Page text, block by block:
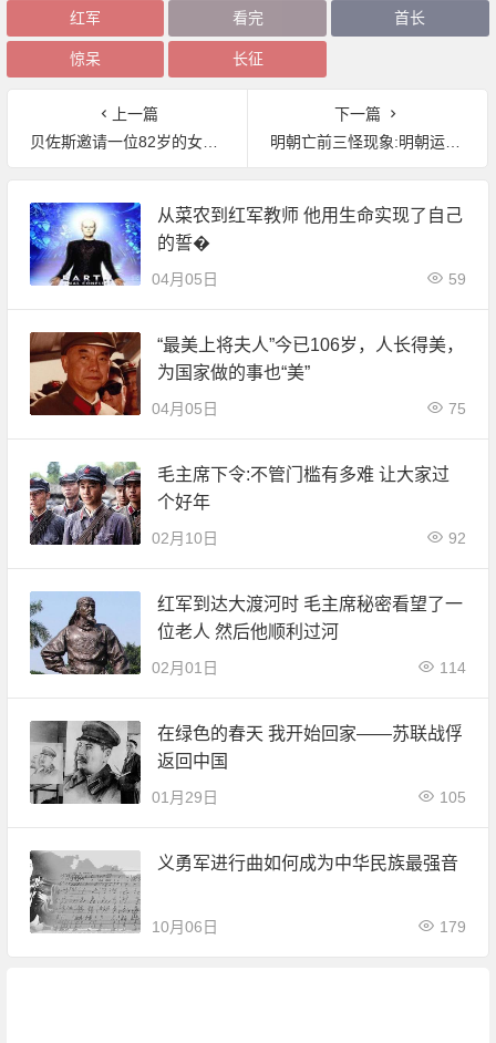
红军 看完 首长
惊呆 长征
上一篇
贝佐斯邀请一位82岁的女宇航员去太空实现她60年前的梦想
下一篇
明朝亡前三怪现象:明朝运气耗尽！
从菜农到红军教师 他用生命实现了自己
的誓�
04月05日 59
“最美上将夫人”今已106岁，人长得美，
为国家做的事也“美”
04月05日 75
毛主席下令:不管门槛有多难 让大家过
个好年
02月10日 92
红军到达大渡河时 毛主席秘密看望了一
位老人 然后他顺利过河
02月01日 114
在绿色的春天 我开始回家——苏联战俘
返回中国
01月29日 105
义勇军进行曲如何成为中华民族最强音
10月06日 179